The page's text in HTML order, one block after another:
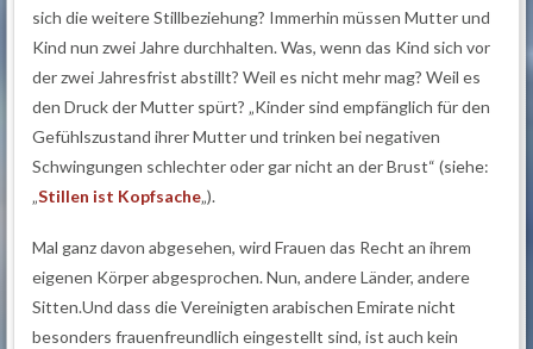
sich die weitere Stillbeziehung? Immerhin müssen Mutter und
Kind nun zwei Jahre durchhalten. Was, wenn das Kind sich vor
der zwei Jahresfrist abstillt? Weil es nicht mehr mag? Weil es
den Druck der Mutter spürt? „Kinder sind empfänglich für den
Gefühlszustand ihrer Mutter und trinken bei negativen
Schwingungen schlechter oder gar nicht an der Brust“ (siehe:
„Stillen ist Kopfsache„).
Mal ganz davon abgesehen, wird Frauen das Recht an ihrem
eigenen Körper abgesprochen. Nun, andere Länder, andere
Sitten.Und dass die Vereinigten arabischen Emirate nicht
besonders frauenfreundlich eingestellt sind, ist auch kein